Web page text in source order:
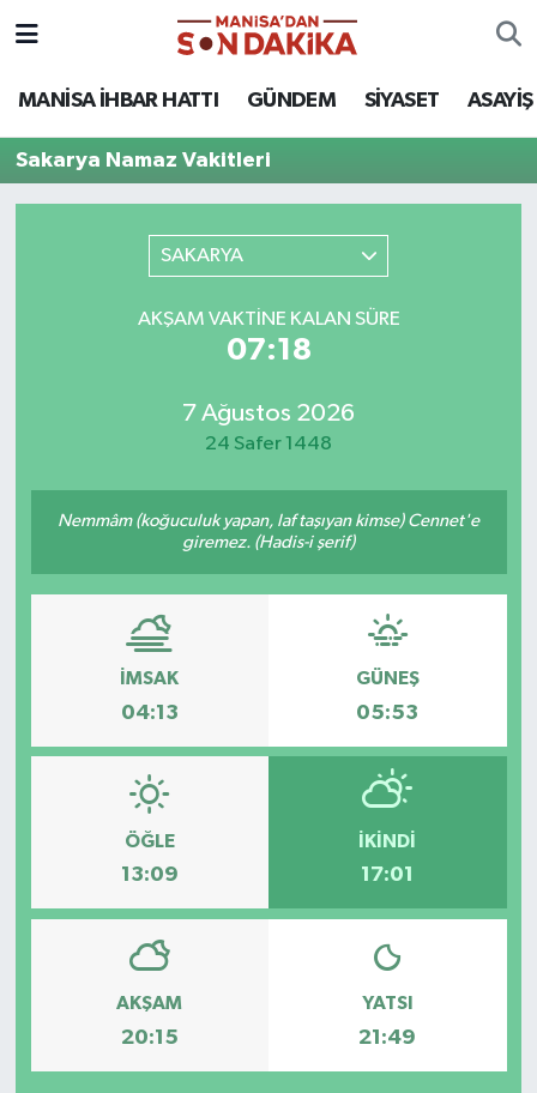
MANİSA İHBAR HATTI GÜNDEM SİYASET ASAYİŞ
Sakarya Namaz Vakitleri
SAKARYA
AKŞAM VAKTINE KALAN SÜRE
07:18
7 Ağustos 2026
24 Safer 1448
Nemmâm (koğuculuk yapan, laf taşıyan kimse) Cennet'e
giremez. (Hadis-i şerif)
İMSAK
04:13
GÜNEŞ
05:53
ÖĞLE
13:09
İKINDI
17:01
AKŞAM
20:15
YATSI
21:49
ASAYİŞ
GÜNDEM
MAGAZİN
MANİSA'DA TRAFİK
YAŞAM
GİZLİLİK SÖZLEŞMESİ
İLETİŞİM
Hava Durumu
Trafik Durumu
Tüm Manşetler
Son Dakika Haberleri